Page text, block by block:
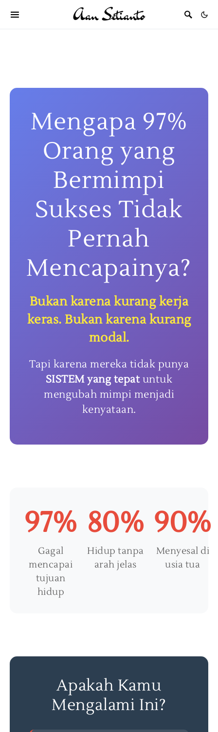
Mengapa 97%
Orang yang
Bermimpi
Sukses Tidak
Pernah
Mencapainya?
Bukan karena kurang kerja
keras. Bukan karena kurang
modal.
Tapi karena mereka tidak punya
SISTEM yang tepatuntuk
mengubah mimpi menjadi
kenyataan.
97%
Gagal
mencapai
tujuan
hidup
80%
Hidup tanpa
arah jelas
90%
Menyesal di
usia tua
Apakah Kamu
Mengalami Ini?